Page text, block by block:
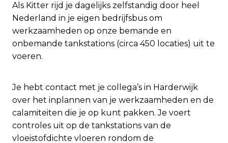
Als Kitter rijd je dagelijks zelfstandig door heel
Nederland in je eigen bedrijfsbus om
werkzaamheden op onze bemande en
onbemande tankstations (circa 450 locaties) uit te
voeren.
Je hebt contact met je collega’s in Harderwijk
over het inplannen van je werkzaamheden en de
calamiteiten die je op kunt pakken. Je voert
controles uit op de tankstations van de
vloeistofdichte vloeren rondom de